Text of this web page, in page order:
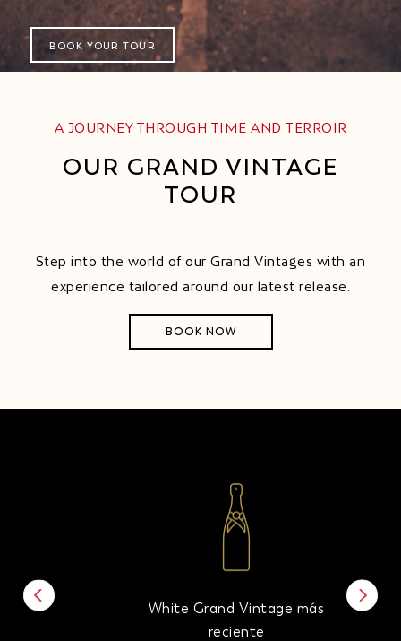
BOOK YOUR TOUR
A JOURNEY THROUGH TIME AND TERROIR
OUR GRAND VINTAGE
TOUR
Step into the world of our Grand Vintages with an
experience tailored around our latest release.
BOOK NOW
White Grand Vintage más
reciente